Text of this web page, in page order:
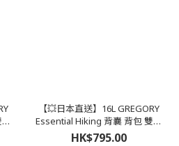
【💥日本直送】16L GREGORY
Essential Hiking 背囊 背包 雙肩
包 袋 行山 徒步
HK$795.00